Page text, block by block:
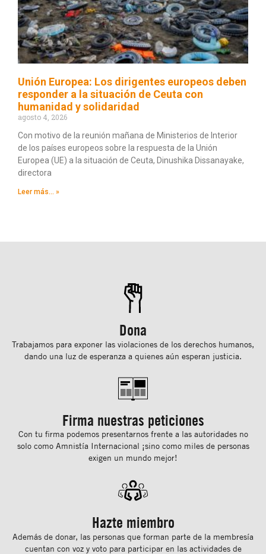
Unión Europea: Los dirigentes europeos deben
responder a la situación de Ceuta con
humanidad y solidaridad
agosto 4, 2026
Con motivo de la reunión mañana de Ministerios de Interior
de los países europeos sobre la respuesta de la Unión
Europea (UE) a la situación de Ceuta, Dinushika Dissanayake,
directora
Leer más... »
Dona
Trabajamos para exponer las violaciones de los derechos humanos,
dando una luz de esperanza a quienes aún esperan justicia.
Firma nuestras peticiones
Con tu ﬁrma podemos presentarnos frente a las autoridades no
solo como Amnistía Internacional ¡sino como miles de personas
exigen un mundo mejor!
Hazte miembro
Además de donar, las personas que forman parte de la membresía
cuentan con voz y voto para participar en las actividades de